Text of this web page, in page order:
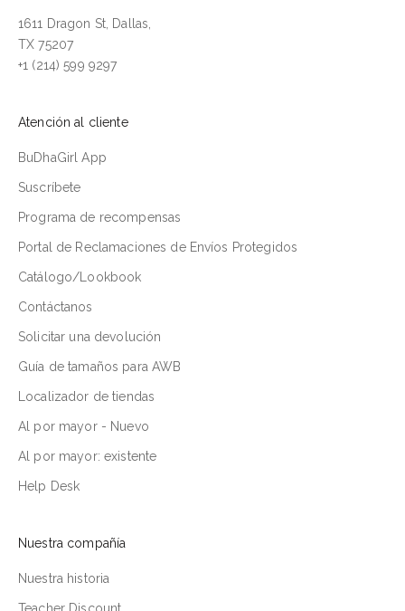
1611 Dragon St, Dallas,
TX 75207
+1 (214) 599 9297
Atención al cliente
BuDhaGirl App
Suscríbete
Programa de recompensas
Portal de Reclamaciones de Envíos Protegidos
Catálogo/Lookbook
Contáctanos
Solicitar una devolución
Guía de tamaños para AWB
Localizador de tiendas
Al por mayor - Nuevo
Al por mayor: existente
Help Desk
Nuestra compañía
Nuestra historia